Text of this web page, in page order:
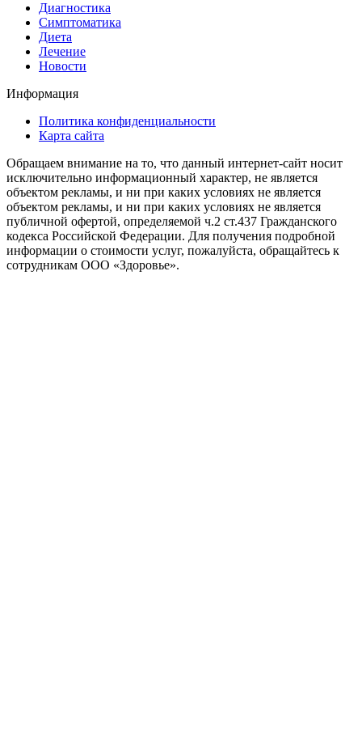
Диагностика
Cимптоматика
Диета
Лечение
Новости
Информация
Политика конфиденциальности
Карта сайта
Обращаем внимание на то, что данный интернет-сайт носит
исключительно информационный характер, не является
объектом рекламы, и ни при каких условиях не является
объектом рекламы, и ни при каких условиях не является
публичной офертой, определяемой ч.2 ст.437 Гражданского
кодекса Российской Федерации. Для получения подробной
информации о стоимости услуг, пожалуйста, обращайтесь к
сотрудникам ООО «Здоровье».